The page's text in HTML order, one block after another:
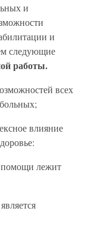
и
и
следующие
работы.
всех
влияние
помощи лежит